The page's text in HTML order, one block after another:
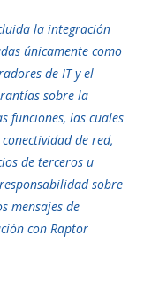
la integración
únicamente como
de IT y el
sobre la
funciones, las cuales
de red,
de terceros u
sobre
mensajes de
con Raptor